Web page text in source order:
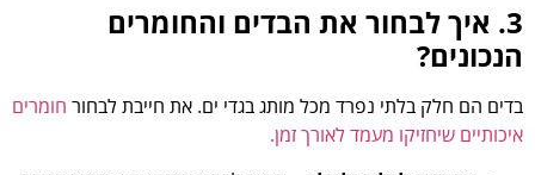
3. איך לבחור את הבדים והחומרים
הנכונים?
בדים הם חלק בלתי נפרד מכל מותג בגדי ים. את חייבת לבחור חומרים
איכותיים שיחזיקו מעמד לאורך זמן.